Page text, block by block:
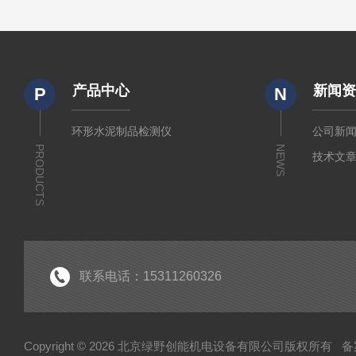
P
PRODUCTS
产品中心
环形水泥制品检测仪
N
NEWS
新闻
公司新
技术文
联系电话：15311260326
Copyright © 2026 北京绿野创能机电设备有限公司版权所有 备